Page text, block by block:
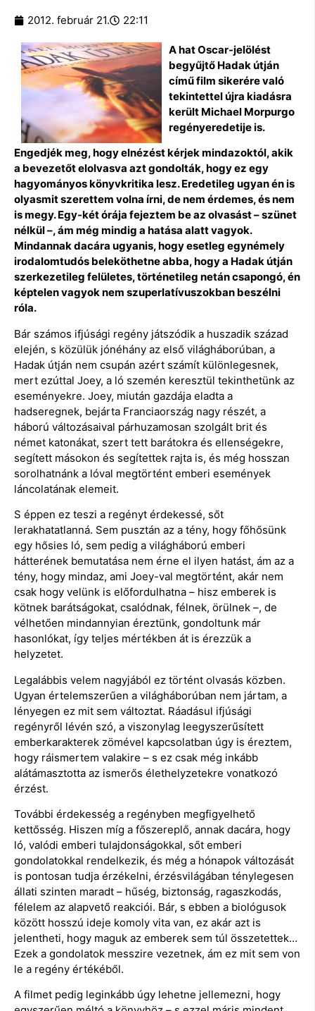
2012. február 21. 22:11
A hat Oscar-jelölést
begyűjtő Hadak útján
című film sikerére való
tekintettel újra kiadásra
került Michael Morpurgo
regényeredetije is.
Engedjék meg, hogy elnézést kérjek mindazoktól, akik
a bevezetőt elolvasva azt gondolták, hogy ez egy
hagyományos könyvkritika lesz. Eredetileg ugyan én is
olyasmit szerettem volna írni, de nem érdemes, és nem
is megy. Egy-két órája fejeztem be az olvasást – szünet
nélkül –, ám még mindig a hatása alatt vagyok.
Mindannak dacára ugyanis, hogy esetleg egynémely
irodalomtudós beleköthetne abba, hogy a Hadak útján
szerkezetileg felületes, történetileg netán csapongó, én
képtelen vagyok nem szuperlatívuszokban beszélni
róla.
Bár számos ifjúsági regény játszódik a huszadik század
elején, s közülük jónéhány az első világháborúban, a
Hadak útján nem csupán azért számít különlegesnek,
mert ezúttal Joey, a ló szemén keresztül tekinthetünk az
eseményekre. Joey, miután gazdája eladta a
hadseregnek, bejárta Franciaország nagy részét, a
háború változásaival párhuzamosan szolgált brit és
német katonákat, szert tett barátokra és ellenségekre,
segített másokon és segítettek rajta is, és még hosszan
sorolhatnánk a lóval megtörtént emberi események
láncolatának elemeit.
S éppen ez teszi a regényt érdekessé, sőt
lerakhatatlanná. Sem pusztán az a tény, hogy főhősünk
egy hősies ló, sem pedig a világháború emberi
hátterének bemutatása nem érne el ilyen hatást, ám az a
tény, hogy mindaz, ami Joey-val megtörtént, akár nem
csak hogy velünk is előfordulhatna – hisz emberek is
kötnek barátságokat, csalódnak, félnek, örülnek –, de
vélhetően mindannyian éreztünk, gondoltunk már
hasonlókat, így teljes mértékben át is érezzük a
helyzetet.
Legalábbis velem nagyjából ez történt olvasás közben.
Ugyan értelemszerűen a világháborúban nem jártam, a
lényegen ez mit sem változtat. Ráadásul ifjúsági
regényről lévén szó, a viszonylag leegyszerűsített
emberkarakterek zömével kapcsolatban úgy is éreztem,
hogy ráismertem valakire – s ez csak még inkább
alátámasztotta az ismerős élethelyzetekre vonatkozó
érzést.
További érdekesség a regényben megfigyelhető
kettősség. Hiszen míg a főszereplő, annak dacára, hogy
ló, valódi emberi tulajdonságokkal, sőt emberi
gondolatokkal rendelkezik, és még a hónapok változását
is pontosan tudja érzékelni, érzésvilágában ténylegesen
állati szinten maradt – hűség, biztonság, ragaszkodás,
félelem az alapvető reakciói. Bár, s ebben a biológusok
között hosszú ideje komoly vita van, ez akár azt is
jelentheti, hogy maguk az emberek sem túl összetettek…
Ezek a gondolatok messzire vezetnek, ám ez mit sem von
le a regény értékéből.
A filmet pedig leginkább úgy lehetne jellemezni, hogy